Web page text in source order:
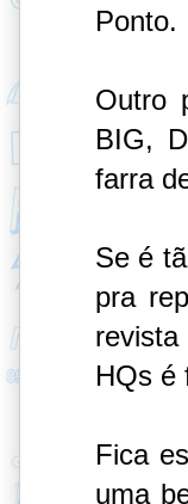
Ponto.
Outro
BIG,
farra
Se é
pra
revista
HQs é
Fica
uma